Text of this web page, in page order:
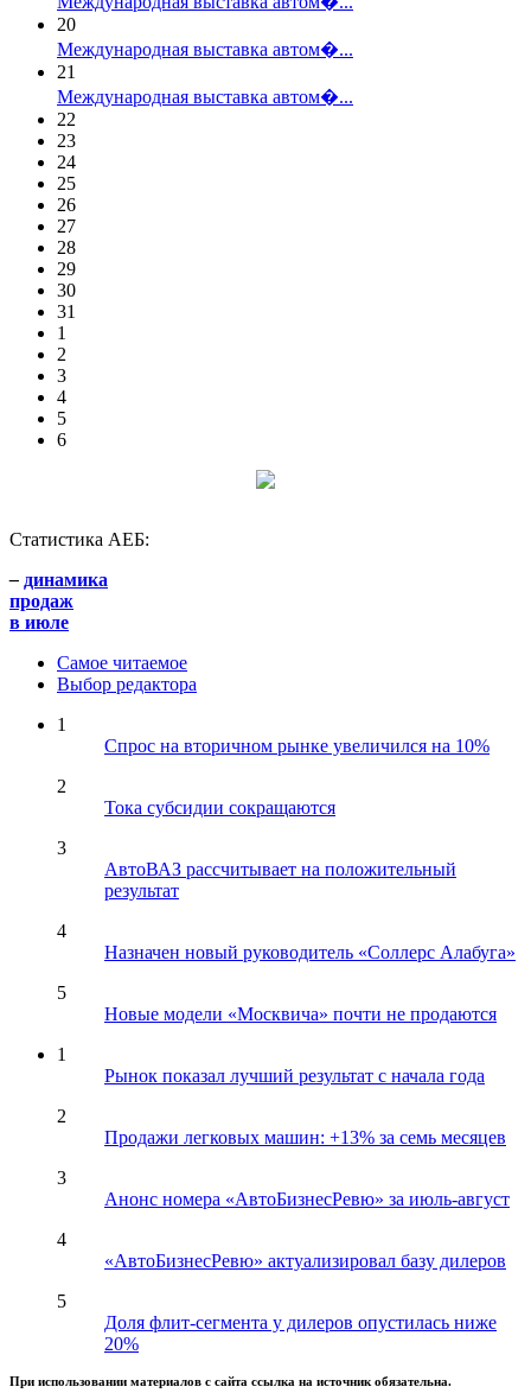
20
Международная выставка автом�...
21
Международная выставка автом�...
22
23
24
25
26
27
28
29
30
31
1
2
3
4
5
6
Статистика АЕБ:
– динамика
продаж
в июле
Самое читаемое
Выбор редактора
1
Спрос на вторичном рынке увеличился на 10%
2
Тока субсидии сокращаются
3
АвтоВАЗ рассчитывает на положительный
результат
4
Назначен новый руководитель «Соллерс Алабуга»
5
Новые модели «Москвича» почти не продаются
1
Рынок показал лучший результат с начала года
2
Продажи легковых машин: +13% за семь месяцев
3
Анонс номера «АвтоБизнесРевю» за июль-август
4
«АвтоБизнесРевю» актуализировал базу дилеров
5
Доля флит-сегмента у дилеров опустилась ниже
20%
При использовании материалов с сайта ссылка на источник обязательна.